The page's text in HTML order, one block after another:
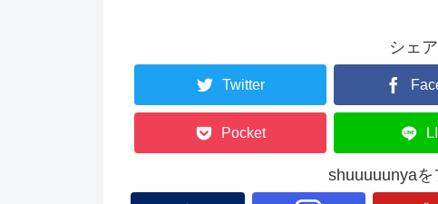
シェ
Twitter
Pocket
shuuuuunyaを